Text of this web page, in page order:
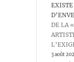
DE LA
3 août